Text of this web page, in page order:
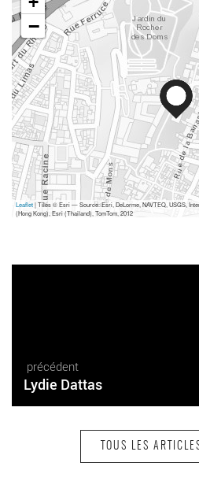
−
Leaflet| Tiles © Esri — Source: Esri, DeLorme, NAVTEQ, USGS,
(Hong Kong), Esri (Thailand), TomTom, 2012
précédent
Lydie Dattas
TOUS LES